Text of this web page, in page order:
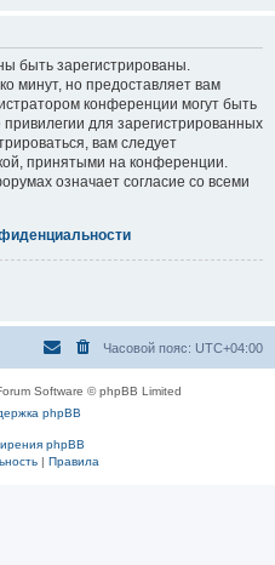
быть зарегистрированы.
минут, но предоставляет вам
конференции могут быть
для зарегистрированных
вам следует
принятыми на конференции.
означает согласие со всеми
Часовой пояс: UTC+04:00
Software © phpBB Limited
phpBB
phpBB
| Правила